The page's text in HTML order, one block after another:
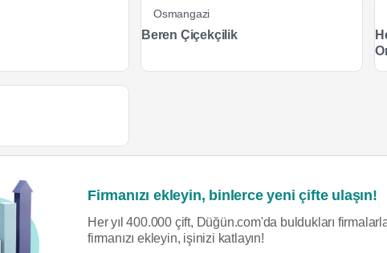
Osmangazi
Beren Çiçekçilik
Firmanızı ekleyin, binlerce yeni çifte ulaşın!
Her yıl 400.000 çift, Düğün.com'da buldukları
firmanızı ekleyin, işinizi katlayın!